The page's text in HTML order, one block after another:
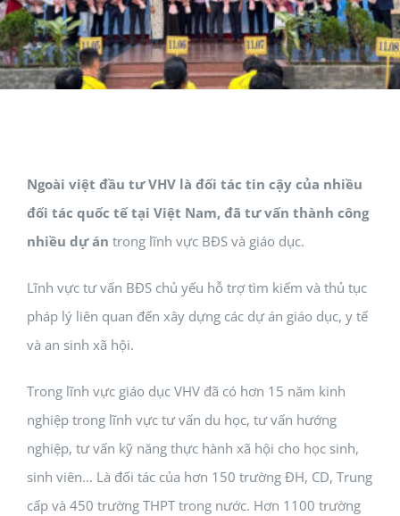
Ngoài việt đầu tư VHV là đối tác tin cậy của nhiều
đối tác quốc tế tại Việt Nam, đã tư vấn thành công
nhiều dự án trong lĩnh vực BĐS và giáo dục.
Lĩnh vực tư vấn BĐS chủ yếu hỗ trợ tìm kiếm và thủ tục
pháp lý liên quan đến xây dựng các dự án giáo dục, y tế
và an sinh xã hội.
Trong lĩnh vực giáo dục VHV đã có hơn 15 năm kinh
nghiệp trong lĩnh vực tư vấn du học, tư vấn hướng
nghiệp, tư vấn kỹ năng thực hành xã hội cho học sinh,
sinh viên… Là đối tác của hơn 150 trường ĐH, CD, Trung
cấp và 450 trường THPT trong nước. Hơn 1100 trường